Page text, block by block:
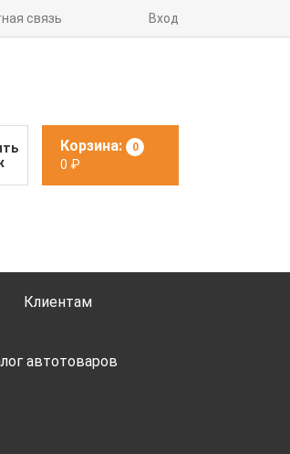
связь Вход
Корзина: 0
0 ₽
Клиентам
автотоваров